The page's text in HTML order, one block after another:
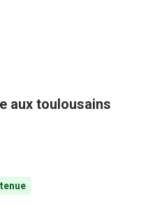
aux toulousains